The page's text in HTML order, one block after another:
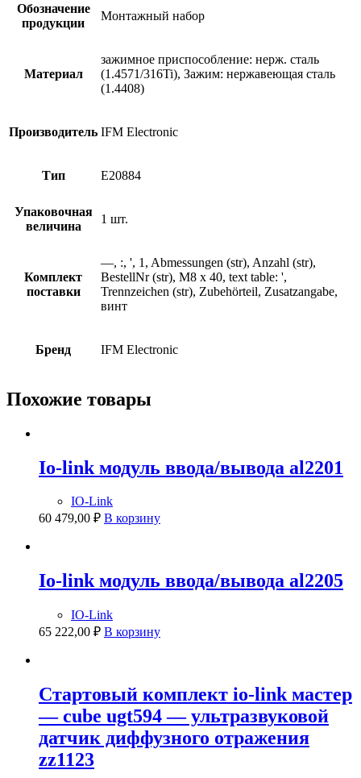
Обозначение
продукции
Монтажный набор
Материал
зажимное приспособление: нерж. сталь
(1.4571/316Ti), Зажим: нержавеющая сталь
(1.4408)
Производитель IFM Electronic
Тип E20884
Упаковочная
величина
1 шт.
Комплект
поставки
—, :, ', 1, Abmessungen (str), Anzahl (str),
BestellNr (str), M8 x 40, text table: ',
Trennzeichen (str), Zubehörteil, Zusatzangabe,
винт
Бренд IFM Electronic
Похожие товары
Io-link модуль ввода/вывода al2201
IO-Link
60 479,00 ₽ В корзину
Io-link модуль ввода/вывода al2205
IO-Link
65 222,00 ₽ В корзину
Стартовый комплект io-link мастер
— cube ugt594 — ультразвуковой
датчик диффузного отражения
zz1123